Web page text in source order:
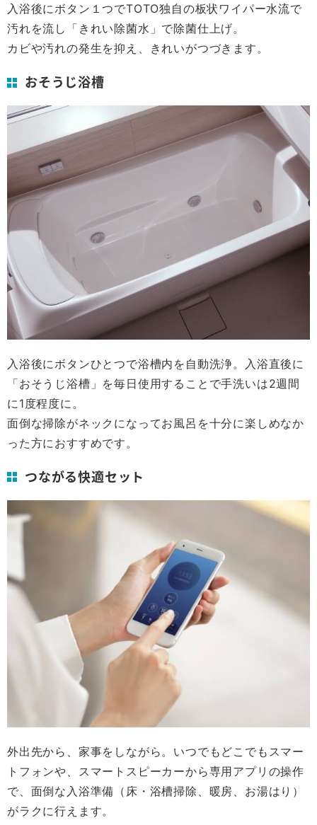
入浴後にボタン１つでTOTO独自の板状ワイパー水流で
汚れを流し「きれい除菌水」で除菌仕上げ。
カビや汚れの発生を抑え、きれいがつづきます。
おそうじ浴槽
入浴後にボタンひとつで浴槽内を自動洗浄。入浴直後に
「おそうじ浴槽」を毎日使用することで手洗いは2週間
に1度程度に。
面倒な掃除がネックになってお風呂を十分に楽しめなか
った方におすすめです。
つながる快適セット
外出先から、家事をしながら。いつでもどこでもスマー
トフォンや、スマートスピーカーから専用アプリの操作
で、面倒な入浴準備（床・浴槽掃除、暖房、お湯はり）
がラクに行えます。